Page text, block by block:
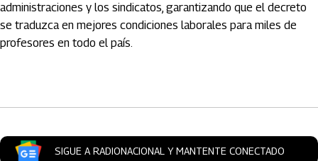
administraciones y los sindicatos, garantizando que el decreto
se traduzca en mejores condiciones laborales para miles de
profesores en todo el país.
SIGUE A RADIONACIONAL Y MANTENTE CONECTADO